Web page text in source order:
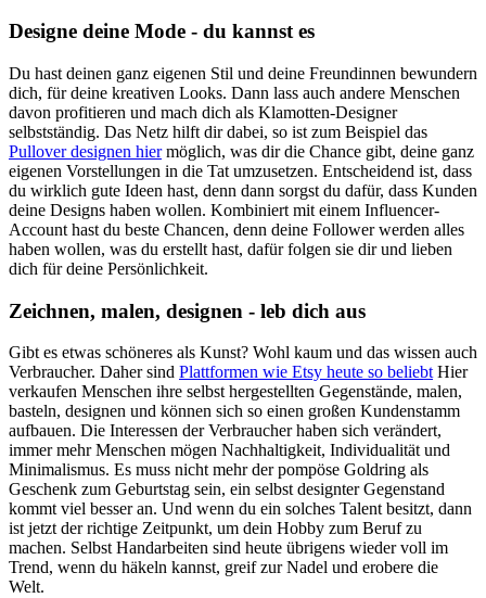
Designe deine Mode - du kannst es
Du hast deinen ganz eigenen Stil und deine Freundinnen bewundern
dich, für deine kreativen Looks. Dann lass auch andere Menschen
davon profitieren und mach dich als Klamotten-Designer
selbstständig. Das Netz hilft dir dabei, so ist zum Beispiel das
Pullover designen hiermöglich, was dir die Chance gibt, deine ganz
eigenen Vorstellungen in die Tat umzusetzen. Entscheidend ist, dass
du wirklich gute Ideen hast, denn dann sorgst du dafür, dass Kunden
deine Designs haben wollen. Kombiniert mit einem Influencer-
Account hast du beste Chancen, denn deine Follower werden alles
haben wollen, was du erstellt hast, dafür folgen sie dir und lieben
dich für deine Persönlichkeit.
Zeichnen, malen, designen - leb dich aus
Gibt es etwas schöneres als Kunst? Wohl kaum und das wissen auch
Verbraucher. Daher sind Plattformen wie Etsy heute so beliebt Hier
verkaufen Menschen ihre selbst hergestellten Gegenstände, malen,
basteln, designen und können sich so einen großen Kundenstamm
aufbauen. Die Interessen der Verbraucher haben sich verändert,
immer mehr Menschen mögen Nachhaltigkeit, Individualität und
Minimalismus. Es muss nicht mehr der pompöse Goldring als
Geschenk zum Geburtstag sein, ein selbst designter Gegenstand
kommt viel besser an. Und wenn du ein solches Talent besitzt, dann
ist jetzt der richtige Zeitpunkt, um dein Hobby zum Beruf zu
machen. Selbst Handarbeiten sind heute übrigens wieder voll im
Trend, wenn du häkeln kannst, greif zur Nadel und erobere die
Welt.